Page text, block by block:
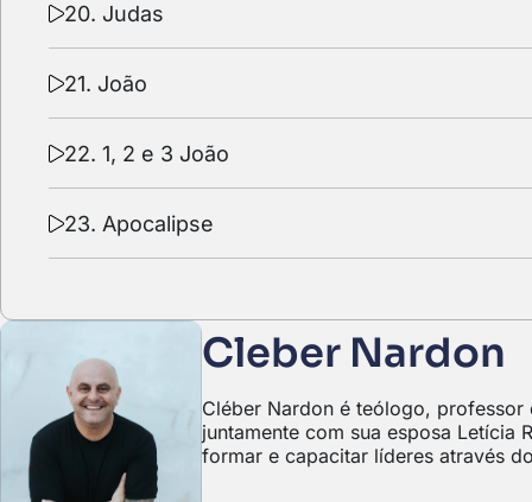
20. Judas
21. João
22. 1, 2 e 3 João
23. Apocalipse
Cleber Nardon
Cléber Nardon é teólogo, professor
juntamente com sua esposa Letícia
formar e capacitar líderes através